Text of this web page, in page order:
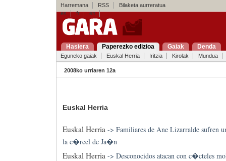
Harremana RSS
Bilaketa aurreratua
es
fr en
Hasiera Paperezko edizioa Gaiak Denda
Eguneko gaiak Euskal Herria Iritzia Kirolak Mundua
2008ko urriaren 12a
Euskal Herria
Euskal Herria-> Familiares de Ane Lizarralde sufren
la c�rcel de Ja�n
Euskal Herria -> Desconocidos atacan con c�cteles